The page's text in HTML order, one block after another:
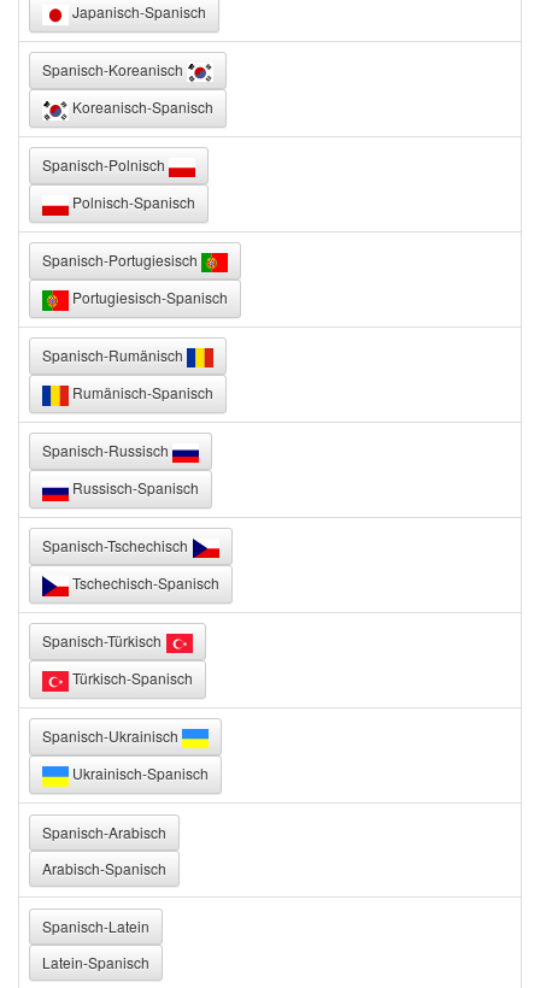
Japanisch-Spanisch
Spanisch-Koreanisch
Koreanisch-Spanisch
Spanisch-Polnisch
Polnisch-Spanisch
Spanisch-Portugiesisch
Portugiesisch-Spanisch
Spanisch-Rumänisch
Rumänisch-Spanisch
Spanisch-Russisch
Russisch-Spanisch
Spanisch-Tschechisch
Tschechisch-Spanisch
Spanisch-Türkisch
Türkisch-Spanisch
Spanisch-Ukrainisch
Ukrainisch-Spanisch
Spanisch-Arabisch
Arabisch-Spanisch
Spanisch-Latein
Latein-Spanisch